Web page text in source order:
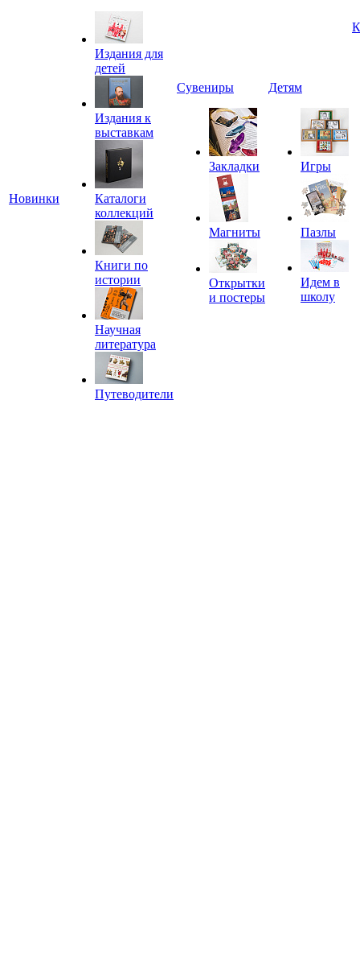
Новинки
Издания для
детей
Издания к
выставкам
Каталоги
коллекций
Книги по
истории
Научная
литература
Путеводители
Сувениры
Закладки
Магниты
Открытки
и постеры
Детям
Игры
Пазлы
Идем в
школу